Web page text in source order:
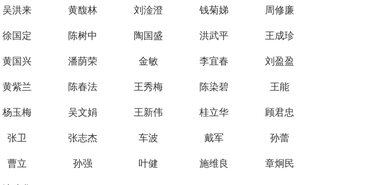
吴洪来 黄馥林 刘淦澄 钱菊娣 周修廉
徐国定 陈树中 陶国盛 洪武平 王成珍
黄国兴 潘荫荣 金敏 李宜春 刘盈盈
黄紫兰 陈春法 王秀梅 陈染碧 王能
杨玉梅 吴文娟 王新伟 桂立华 顾君忠
张卫 张志杰 车波 戴军 孙蕾
曹立 孙强 叶健 施维良 章炯民